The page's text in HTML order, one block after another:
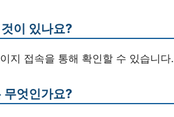
이 있나요?
지 접속을 통해 확인할 수 있습니다.
무엇인가요?